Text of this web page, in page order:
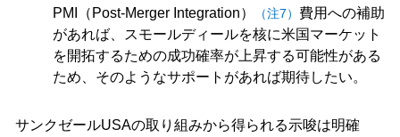
PMI（Post-Merger Integration）
（注7） 費用への補助
があれば、スモールディールを核に米国マーケット
を開拓するための成功確率が上昇する可能性がある
ため、そのようなサポートがあれば期待したい。
サンクゼールUSAの取り組みから得られる示唆は明確